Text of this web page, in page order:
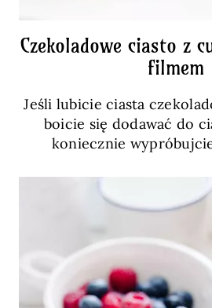
Czekoladowe ciasto z
filmem
Jeśli lubicie ciasta
boicie się dodawać do
koniecznie